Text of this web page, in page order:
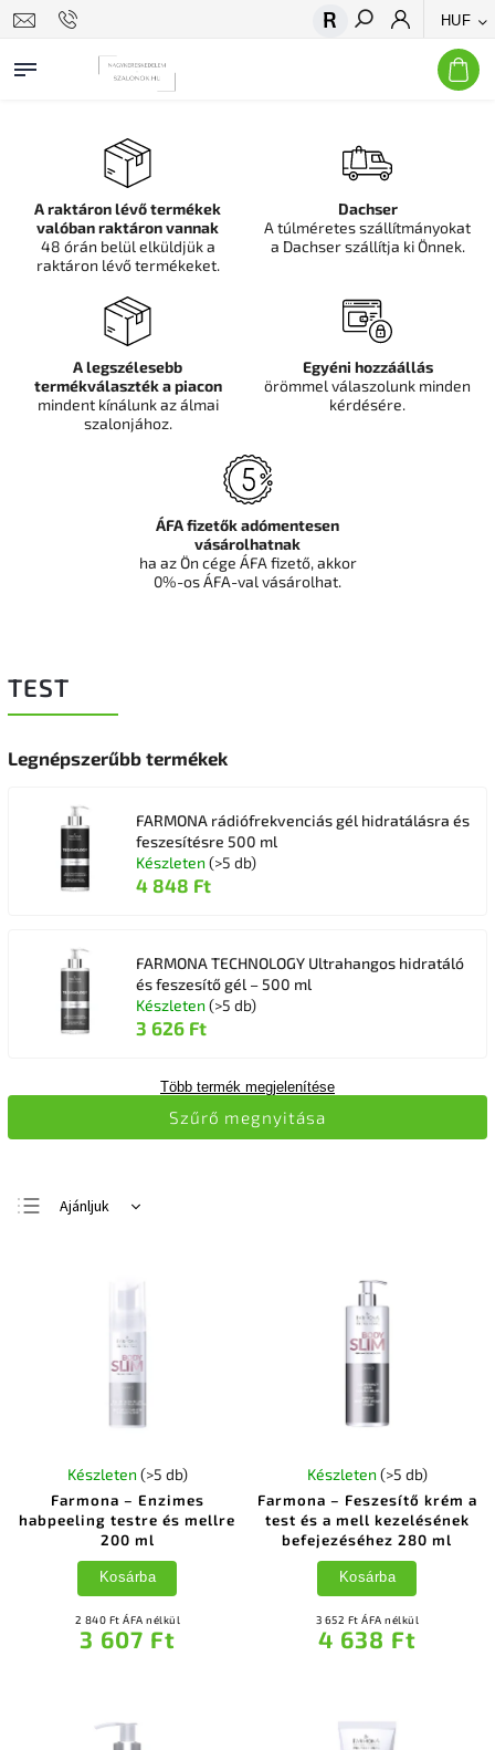
HUF
Keresés
TEST
Legnépszerűbb termékek
FARMONA rádiófrekvenciás gél hidratálásra és
feszesítésre 500 ml
Készleten (>5 db)
4 848 Ft
FARMONA TECHNOLOGY Ultrahangos hidratáló
és feszesítő gél – 500 ml
Készleten (>5 db)
3 626 Ft
Több termék megjelenítése
Ajánljuk
ABC szerint
Szűrő megnyitása
Farmona – Enzimes
habpeeling testre és mellre
200 ml
Készleten (>5 db)
2 840 Ft ÁFA nélkül
3 607 Ft
Kosárba
Farmona – Feszesítő krém a
test és a mell kezelésének
befejezéséhez 280 ml
Készleten (>5 db)
3 652 Ft ÁFA nélkül
4 638 Ft
Kosárba
A raktáron lévő termékek
valóban raktáron vannak
48 órán belül elküldjük a
raktáron lévő termékeket.
Dachser
A túlméretes szállítmányokat
a Dachser szállítja ki Önnek.
A legszélesebb
termékválaszték a piacon
mindent kínálunk az álmai
szalonjához.
Egyéni hozzáállás
örömmel válaszolunk minden
kérdésére.
ÁFA fizetők adómentesen
vásárolhatnak
ha az Ön cége ÁFA fizető, akkor
0%-os ÁFA-val vásárolhat.